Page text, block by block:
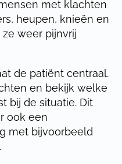
Hebben wij je
krijg je een e-
code van
waar je
wij de levertijd
van sommige
van één
Dan krijg je
en trace code
waar je
met klachten
heupen, knieën en
weer pijnvrij
de patiënt centraal.
en bekijk welke
bij de situatie. Dit
ook een
met bijvoorbeeld